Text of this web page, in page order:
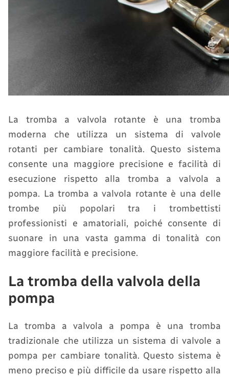
La tromba a valvola rotante è una tromba
moderna che utilizza un sistema di valvole
rotanti per cambiare tonalità. Questo sistema
consente una maggiore precisione e facilità di
esecuzione rispetto alla tromba a valvola a
pompa. La tromba a valvola rotante è una delle
trombe più popolari tra i trombettisti
professionisti e amatoriali, poiché consente di
suonare in una vasta gamma di tonalità con
maggiore facilità e precisione.
La tromba della valvola della
pompa
La tromba a valvola a pompa è una tromba
tradizionale che utilizza un sistema di valvole a
pompa per cambiare tonalità. Questo sistema è
meno preciso e più difficile da usare rispetto alla